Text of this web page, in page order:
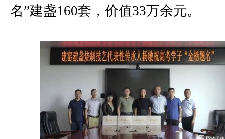
名”建盏160套，价值33万余元。